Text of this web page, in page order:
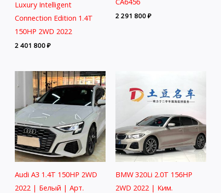
Luxury Intelligent
Connection Edition 1.4T
150HP 2WD 2022
2 401 800₽
2 291 800₽
Audi A3 1.4T 150HP 2WD
2022 | Белый | Арт.
BMW 320Li 2.0T 156HP
2WD 2022 | Ким.